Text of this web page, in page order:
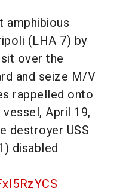
amphibious
(LHA 7) by
over the
and seize M/V
rappelled onto
April 19,
destroyer USS
disabled